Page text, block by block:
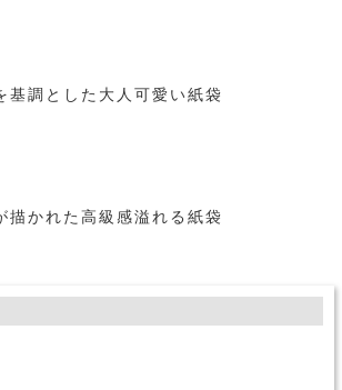
基調とした大人可愛い紙袋
描かれた高級感溢れる紙袋